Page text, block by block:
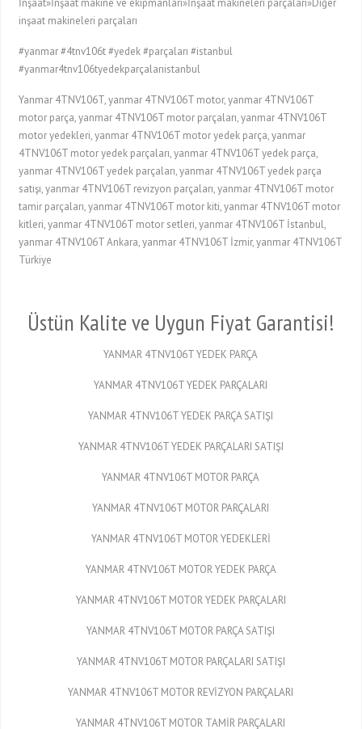
inşaat makineleri parçaları
#yanmar #4tnv106t #yedek #parçaları #istanbul
#yanmar4tnv106tyedekparçalarıistanbul
Yanmar 4TNV106T, yanmar 4TNV106T motor, yanmar 4TNV106T
motor parça, yanmar 4TNV106T motor parçaları, yanmar 4TNV106T
motor yedekleri, yanmar 4TNV106T motor yedek parça, yanmar
4TNV106T motor yedek parçaları, yanmar 4TNV106T yedek parça,
yanmar 4TNV106T yedek parçaları, yanmar 4TNV106T yedek parça
satışı, yanmar 4TNV106T revizyon parçaları, yanmar 4TNV106T motor
tamir parçaları, yanmar 4TNV106T motor kiti, yanmar 4TNV106T motor
kitleri, yanmar 4TNV106T motor setleri, yanmar 4TNV106T İstanbul,
yanmar 4TNV106T Ankara, yanmar 4TNV106T İzmir, yanmar 4TNV106T
Türkiye
Üstün Kalite ve Uygun Fiyat Garantisi!
YANMAR 4TNV106T YEDEK PARÇA
YANMAR 4TNV106T YEDEK PARÇALARI
YANMAR 4TNV106T YEDEK PARÇA SATIŞI
YANMAR 4TNV106T YEDEK PARÇALARI SATIŞI
YANMAR 4TNV106T MOTOR PARÇA
YANMAR 4TNV106T MOTOR PARÇALARI
YANMAR 4TNV106T MOTOR YEDEKLERİ
YANMAR 4TNV106T MOTOR YEDEK PARÇA
YANMAR 4TNV106T MOTOR YEDEK PARÇALARI
YANMAR 4TNV106T MOTOR PARÇA SATIŞI
YANMAR 4TNV106T MOTOR PARÇALARI SATIŞI
YANMAR 4TNV106T MOTOR REVİZYON PARÇALARI
YANMAR 4TNV106T MOTOR TAMİR PARÇALARI